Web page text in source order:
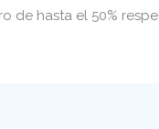
de hasta el 50%